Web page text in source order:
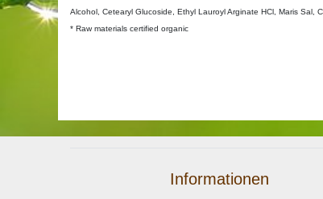
Alcohol, Cetearyl Glucoside, Ethyl Lauroyl Arginate HCl, Maris Sal,
* Raw materials certified organic
Informationen